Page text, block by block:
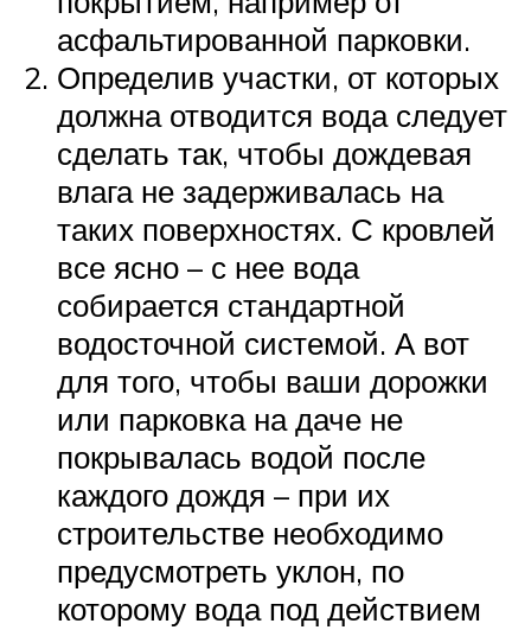
асфальтированной парковки.
Определив участки, от которых
должна отводится вода следует
сделать так, чтобы дождевая
влага не задерживалась на
таких поверхностях. С кровлей
все ясно – с нее вода
собирается стандартной
водосточной системой. А вот
для того, чтобы ваши дорожки
или парковка на даче не
покрывалась водой после
каждого дождя – при их
строительстве необходимо
предусмотреть уклон, по
которому вода под действием